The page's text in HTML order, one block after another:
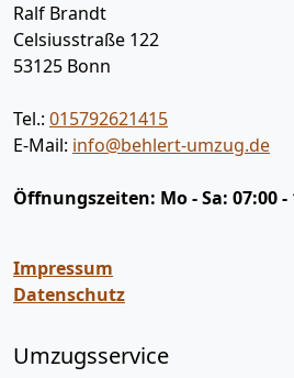
Ralf Brandt
Celsiusstraße 122
53125 Bonn
Tel.: 015792621415
E-Mail: info@behlert-umzug.de
Öffnungszeiten: Mo - Sa: 07:00
Impressum
Datenschutz
Umzugsservice